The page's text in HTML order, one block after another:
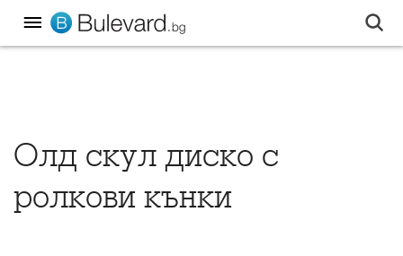
Олд скул диско с
ролкови кънки